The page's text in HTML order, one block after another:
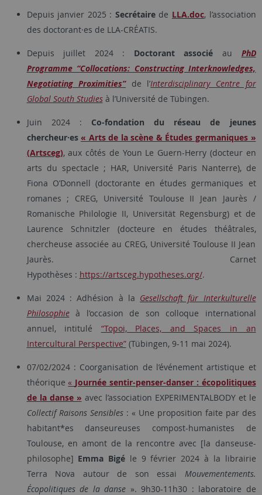
Depuis janvier 2025 : Secrétaire de LLA.doc, l’association
des doctorant·es de LLA-CRÉATIS.
Depuis juillet 2024 : Doctorant associé au PhD
Programme “Collocations: Constructing Interknowledges,
Negotiating Proximities”de l’Interdisciplinary Centre for
Global South Studiesà l’Université de Tübingen.
Juin 2024 : Co-fondation du réseau de jeunes
chercheur·es« Arts de la scène & Études germaniques »
(Artsceg), aux côtés de Youn Le Guern-Herry (docteur en
arts du spectacle ; HAR, Université Paris Nanterre), de
Fiona O’Donnell (doctorante en études germaniques et
romanes ; CREG, Université Toulouse II Jean Jaurès /
Romanische Philologie II, Universität Regensburg) et de
Laurence Schnitzler (docteure en études théâtrales,
chercheuse associée au CREG, Université Toulouse II Jean
Jaurès. Carnet
Hypothèses : https://artsceg.hypotheses.org/.
Mai 2024 : Adhésion à la Gesellschaft für Interkulturelle
Philosophieà l’occasion de son colloque international
annuel, intitulé “Topoi, Places, and Spaces in an
Intercultural Perspective”(Tübingen, 9-11 mai 2024).
07/02/2024 : Coorganisation de l’événement artistique et
théorique« Journée sentir-penser-danser : écopolitiques
de la danse » avec l’association EXPERIMENTALBODY et le
Collectif Raisons Sensibles : « Une proposition faite par des
habitant*es danseureuses compost-humanistes de
Toulouse, en amont de la rencontre avec [la danseuse-
philosophe] Emma Bigé le 9 février 2024 à la librairie
Terra Nova autour de son essai Mouvementements.
Écopolitiques de la danse ». 9h30-11h30 : laboratoire de